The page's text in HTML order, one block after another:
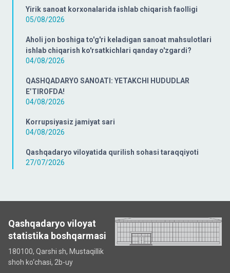
Yirik sanoat korxonalarida ishlab chiqarish faolligi
05/08/2026
Aholi jon boshiga to'g'ri keladigan sanoat mahsulotlari
ishlab chiqarish ko'rsatkichlari qanday o'zgardi?
04/08/2026
QASHQADARYO SANOATI: YETAKCHI HUDUDLAR
E’TIROFDA!
04/08/2026
Korrupsiyasiz jamiyat sari
04/08/2026
Qashqadaryo viloyatida qurilish sohasi taraqqiyoti
27/07/2026
Qashqadaryo viloyat
statistika boshqarmasi
180100, Qarshi sh, Mustаqillik
shoh ko‘chаsi, 2b-uy